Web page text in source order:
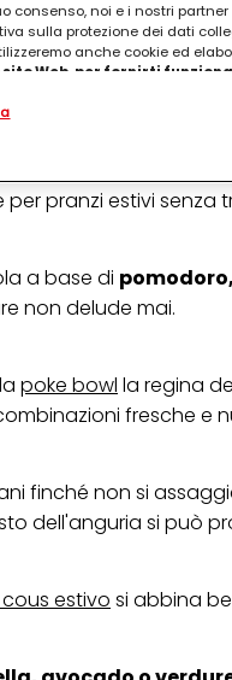
mai. Riso
anche da
pomodorini,
per pranzi estivi senza
a base di
non delude mai.
poke bowl la regina
fresche e
finché non si
dell'anguria si può
estivo si abbina
consenso, noi e i nostri
sulla protezione dei dati
anche cookie ed
Web, per fornirti
. Analizzeremo il tuo
dell'azienda per cui
le nostre informazioni
su questo sito web e altri
e ottimizzare il successo delle
nel piè di pagina (Sezione
momento con effetto per il
nel piè di pagina. Per ulteriori
su "Modifica" potrai trovare
più degli scopi sopra